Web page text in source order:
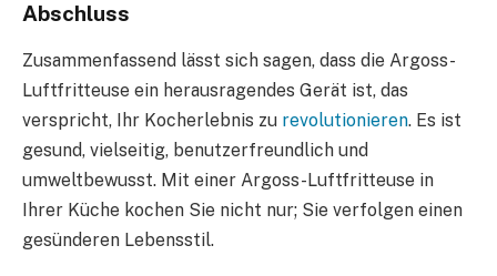
Abschluss
Zusammenfassend lässt sich sagen, dass die Argoss-
Luftfritteuse ein herausragendes Gerät ist, das
verspricht, Ihr Kocherlebnis zu revolutionieren. Es ist
gesund, vielseitig, benutzerfreundlich und
umweltbewusst. Mit einer Argoss-Luftfritteuse in
Ihrer Küche kochen Sie nicht nur; Sie verfolgen einen
gesünderen Lebensstil.